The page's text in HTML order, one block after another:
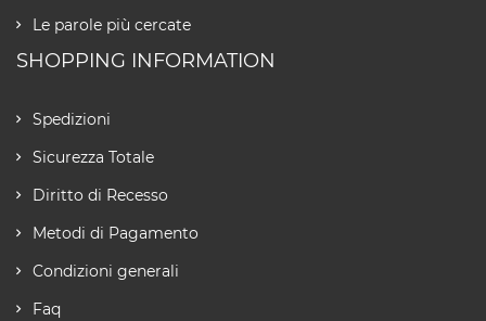
Le parole più cercate
SHOPPING INFORMATION
Spedizioni
Sicurezza Totale
Diritto di Recesso
Metodi di Pagamento
Condizioni generali
Faq